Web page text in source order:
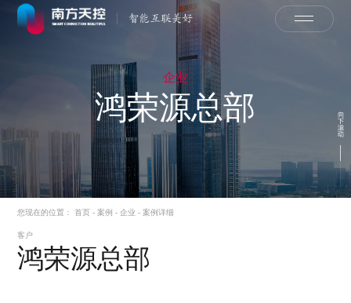
企业
鸿荣源总部
您现在的位置：首页 -案例 -企业 -案例详细
客户
鸿荣源总部